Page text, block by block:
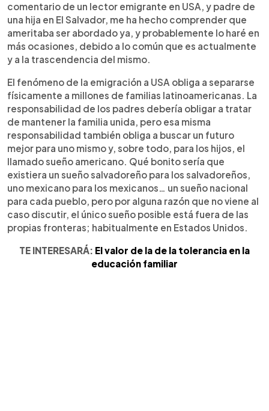
comentario de un lector emigrante en USA, y padre de
una hija en El Salvador, me ha hecho comprender que
ameritaba ser abordado ya, y probablemente lo haré en
más ocasiones, debido a lo común que es actualmente
y a la trascendencia del mismo.
El fenómeno de la emigración a USA obliga a separarse
físicamente a millones de familias latinoamericanas. La
responsabilidad de los padres debería obligar a tratar
de mantener la familia unida, pero esa misma
responsabilidad también obliga a buscar un futuro
mejor para uno mismo y, sobre todo, para los hijos, el
llamado sueño americano. Qué bonito sería que
existiera un sueño salvadoreño para los salvadoreños,
uno mexicano para los mexicanos… un sueño nacional
para cada pueblo, pero por alguna razón que no viene al
caso discutir, el único sueño posible está fuera de las
propias fronteras; habitualmente en Estados Unidos.
TE INTERESARÁ: El valor de la de la tolerancia en la
educación familiar